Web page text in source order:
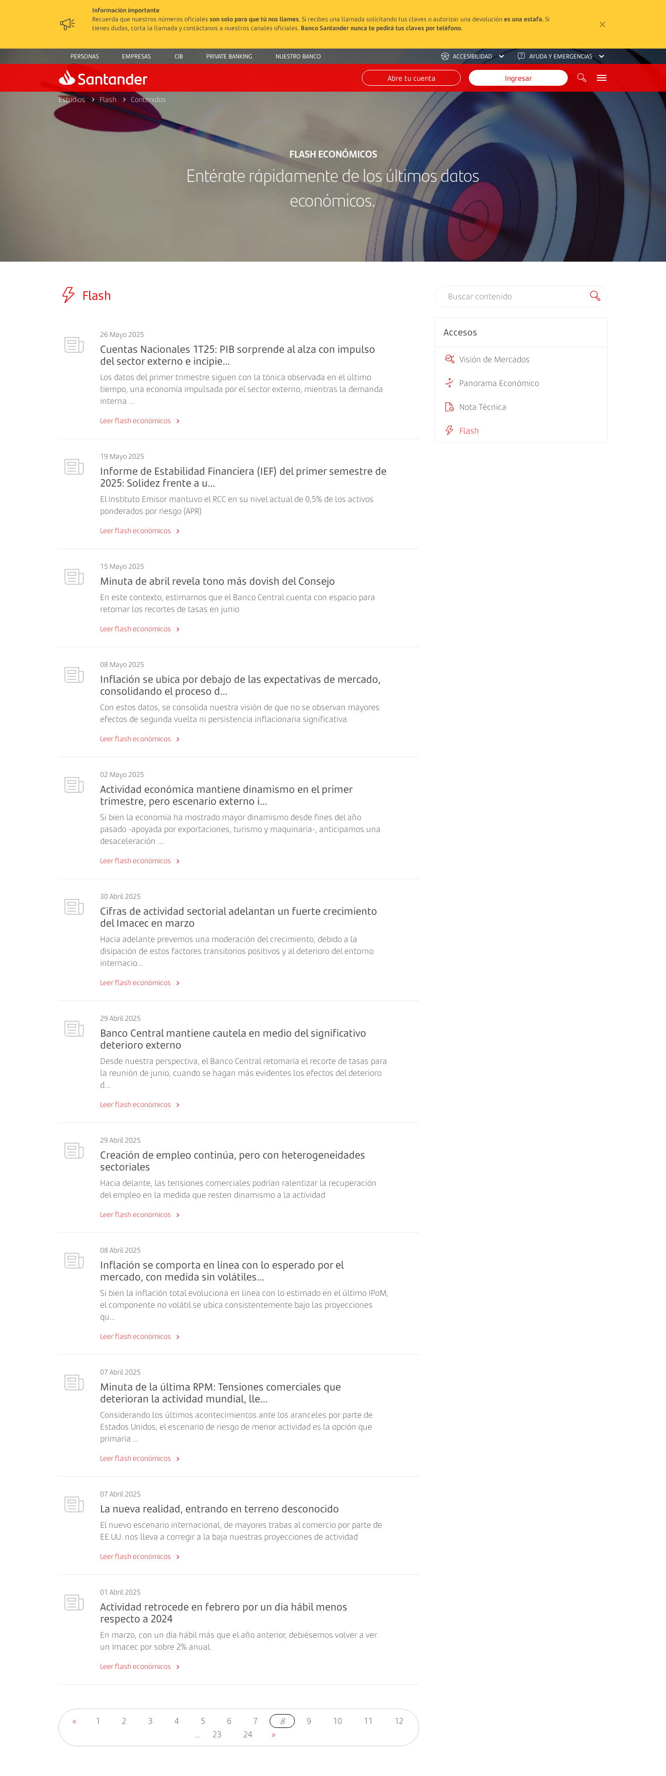
Información importante
Recuerda que nuestros números oficiales son solo para que tú nos llames. Si recibes una llamada solicitando tus claves o autorizar una devoluciónes una estafa.Si
tienes dudas, corta la llamada y contáctanos a nuestros canales oficiales. Banco Santander nunca te pedirá tus claves por teléfono.
PERSONAS EMPRESAS CIB PRIVATE BANKING NUESTRO BANCO ACCESIBILIDAD AYUDA Y EMERGENCIAS
Abre tu cuenta Ingresar
Estudios Flash Contenidos
FLASH ECONÓMICOS
Entérate rápidamente de los últimos datos
económicos.
Flash
26 Mayo 2025
Cuentas Nacionales 1T25: PIB sorprende al alza con impulso
del sector externo e incipie...
Los datos del primer trimestre siguen con la tónica observada en el último
tiempo, una economía impulsada por el sector externo, mientras la demanda
interna ...
Leer flash económicos
19 Mayo 2025
Informe de Estabilidad Financiera (IEF) del primer semestre de
2025: Solidez frente a u...
El Instituto Emisor mantuvo el RCC en su nivel actual de 0,5% de los activos
ponderados por riesgo (APR)
Leer flash económicos
15 Mayo 2025
Minuta de abril revela tono más dovish del Consejo
En este contexto, estimamos que el Banco Central cuenta con espacio para
retomar los recortes de tasas en junio
Leer flash económicos
08 Mayo 2025
Inflación se ubica por debajo de las expectativas de mercado,
consolidando el proceso d...
Con estos datos, se consolida nuestra visión de que no se observan mayores
efectos de segunda vuelta ni persistencia inflacionaria significativa.
Leer flash económicos
02 Mayo 2025
Actividad económica mantiene dinamismo en el primer
trimestre, pero escenario externo i...
Si bien la economía ha mostrado mayor dinamismo desde fines del año
pasado -apoyada por exportaciones, turismo y maquinaria-, anticipamos una
desaceleración ...
Leer flash económicos
30 Abril 2025
Cifras de actividad sectorial adelantan un fuerte crecimiento
del Imacec en marzo
Hacia adelante prevemos una moderación del crecimiento, debido a la
disipación de estos factores transitorios positivos y al deterioro del entorno
internacio...
Leer flash económicos
29 Abril 2025
Banco Central mantiene cautela en medio del significativo
deterioro externo
Desde nuestra perspectiva, el Banco Central retomaría el recorte de tasas para
la reunión de junio, cuando se hagan más evidentes los efectos del deterioro
d...
Leer flash económicos
29 Abril 2025
Creación de empleo continúa, pero con heterogeneidades
sectoriales
Hacia delante, las tensiones comerciales podrían ralentizar la recuperación
del empleo en la medida que resten dinamismo a la actividad
Leer flash económicos
08 Abril 2025
Inflación se comporta en línea con lo esperado por el
mercado, con medida sin volátiles...
Si bien la inflación total evoluciona en línea con lo estimado en el último IPoM,
el componente no volátil se ubica consistentemente bajo las proyecciones
qu...
Leer flash económicos
07 Abril 2025
Minuta de la última RPM: Tensiones comerciales que
deterioran la actividad mundial, lle...
Considerando los últimos acontecimientos ante los aranceles por parte de
Estados Unidos, el escenario de riesgo de menor actividad es la opción que
primaría ...
Leer flash económicos
07 Abril 2025
La nueva realidad, entrando en terreno desconocido
El nuevo escenario internacional, de mayores trabas al comercio por parte de
EE.UU. nos lleva a corregir a la baja nuestras proyecciones de actividad
Leer flash económicos
01 Abril 2025
Actividad retrocede en febrero por un día hábil menos
respecto a 2024
En marzo, con un día hábil más que el año anterior, debiésemos volver a ver
un Imacec por sobre 2% anual.
Leer flash económicos
« 1 2 3 4 5 6 7 8 9 10 11
12
…
23 24 »
Accesos
Visión de Mercados
Panorama Económico
Nota Técnica
Flash